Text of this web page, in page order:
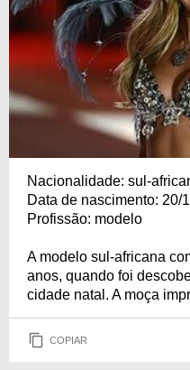
Nacionalidade: sul-
Data de nascimento: 20/
Profissão: modelo
A modelo sul-africana
anos, quando foi
cidade natal. A moça
COPIAR